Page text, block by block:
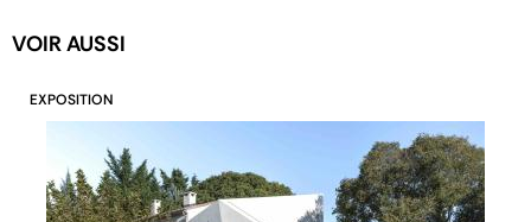
VOIR AUSSI
EXPOSITION